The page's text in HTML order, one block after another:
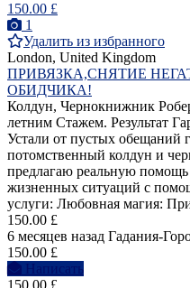
150.00 £
1
Удалить из избранного
London, United Kingdom
ПРИВЯЗКА,СНЯТИЕ
ОБИДЧИКА!
Колдун, Чернокнижник
летним Стажем. Результат
Устали от пустых обещаний
потомственный колдун и
предлагаю реальную
жизненных ситуаций с
услуги: Любовная магия:
150.00 £
6 месяцев назад Гадания-
150.00 £
Написать
150.00 £